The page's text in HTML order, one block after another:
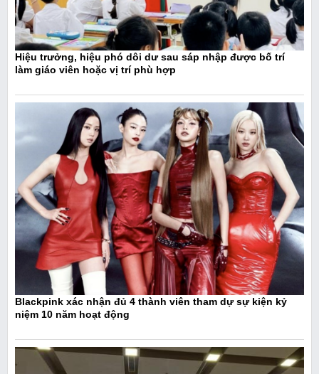
Hiệu trưởng, hiệu phó dôi dư sau sáp nhập được bố trí
làm giáo viên hoặc vị trí phù hợp
Blackpink xác nhận đủ 4 thành viên tham dự sự kiện kỷ
niệm 10 năm hoạt động